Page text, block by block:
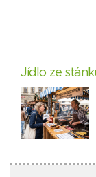
Jídlo ze